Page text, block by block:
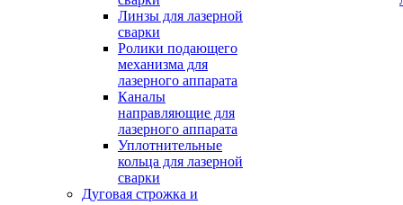
Линзы для лазерной
сварки
Ролики подающего
механизма для
лазерного аппарата
Каналы
направляющие для
лазерного аппарата
Уплотнительные
кольца для лазерной
сварки
Дуговая строжка и